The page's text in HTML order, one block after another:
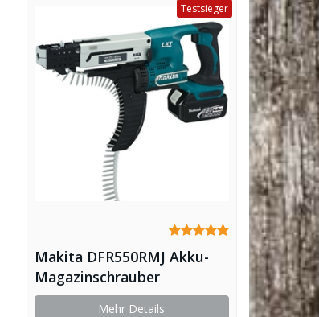
Testsieger
Makita DFR550RMJ Akku-
Magazinschrauber
Mehr Details